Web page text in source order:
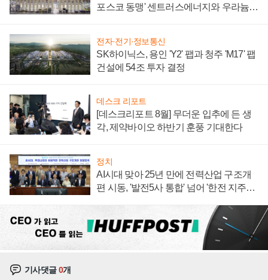
포스코 동맹' 센트러스에너지와 우라늄
전자·전기·정보통신
SK하이닉스, 용인 'Y2' 팹과 청주 'M17' 팹
건설에 54조 투자 결정
데스크 리포트
[데스크리포트 8월] 무더운 입추에 든 생
각, 제약바이오 하반기 훈풍 기대한다
정치
AI시대 맞아 25년 만에 전력산업 구조개
편 시동, '발전5사 통합' 넘어 '한전 지주사'
기사댓글0개